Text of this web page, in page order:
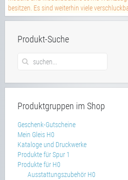
besitzen. Es sind weiterhin viele
Produkt-Suche
Produktgruppen im Shop
Geschenk-Gutscheine
Mein Gleis H0
Kataloge und Druckwerke
Produkte für Spur 1
Produkte für H0
Ausstattungszubehör H0